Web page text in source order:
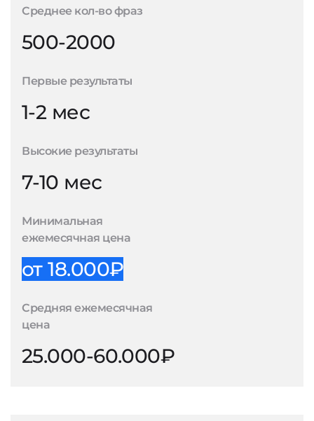
Среднее кол-во фраз
500-2000
Первые результаты
1-2 мес
Высокие результаты
7-10 мес
Минимальная
ежемесячная цена
от 18.000₽
Средняя ежемесячная
цена
25.000-60.000₽